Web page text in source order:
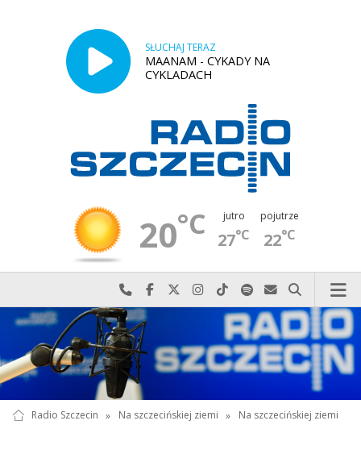
SŁUCHAJ TERAZ
MAANAM - CYKADY NA
CYKLADACH
20°C jutro
27°C
pojutrze
22°C
Najlepiej po prostu do nas zadzwoń
Odwiedź nas na Facebook-u
Odwiedź nas na X
Odwiedź nas na Instagram-ie
Odwiedź nas na TikTok-u
Szukaj nas na Spotify
Wyślij do nas
Szukaj
Radio Szczecin » Na szczecińskiej ziemi » Na szczecińskiej ziemi